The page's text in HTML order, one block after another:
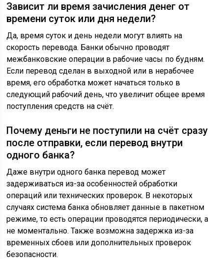
Зависит ли время зачисления денег от
времени суток или дня недели?
Да, время суток и день недели могут влиять на
скорость перевода. Банки обычно проводят
межбанковские операции в рабочие часы по будням.
Если перевод сделан в выходной или в нерабочее
время, его обработка может начаться только в
следующий рабочий день, что увеличит общее время
поступления средств на счёт.
Почему деньги не поступили на счёт сразу
после отправки, если перевод внутри
одного банка?
Даже внутри одного банка перевод может
задерживаться из-за особенностей обработки
операций или технических проверок. В некоторых
случаях система банка обновляет данные в пакетном
режиме, то есть операции проводятся периодически, а
не моментально. Также возможна задержка из-за
временных сбоев или дополнительных проверок
безопасности.